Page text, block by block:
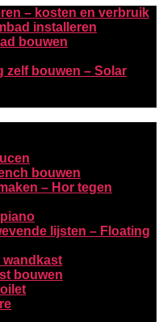
– kosten en verbruik
installeren
bouwen
zelf bouwen – Solar
bouwen
– Hor tegen
lijsten – Floating
wandkast
bouwen